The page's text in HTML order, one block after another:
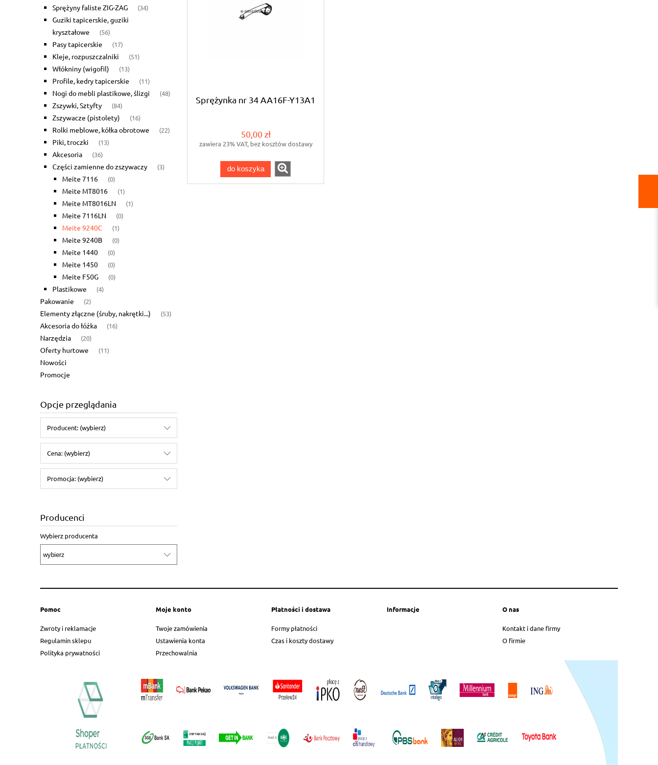
Sprężyny faliste ZIG-ZAG (34)
Guziki tapicerskie, guziki
kryształowe
(56)
Pasy tapicerskie (17)
Kleje, rozpuszczalniki (51)
Włókniny (wigofil) (13)
Profile, kedry tapicerskie (11)
Nogi do mebli plastikowe, ślizgi (48)
Zszywki, Sztyfty (84)
Zszywacze (pistolety) (16)
Rolki meblowe, kółka obrotowe (22)
Piki, troczki (13)
Akcesoria (36)
Części zamienne do zszywaczy (3)
Meite 7116 (0)
Meite MT8016 (1)
Meite MT8016LN (1)
Meite 7116LN (0)
Meite 9240C (1)
Meite 9240B (0)
Meite 1440 (0)
Meite 1450 (0)
Meite F50G (0)
Plastikowe (4)
Pakowanie (2)
Elementy złączne (śruby, nakrętki...) (53)
Akcesoria do łóżka (16)
Narzędzia (20)
Oferty hurtowe (11)
Nowości
Promocje
Opcje przeglądania
Producent: (wybierz)
Cena: (wybierz)
Promocja: (wybierz)
Producenci
Wybierz producenta
Sprężynka nr 34 AA16F-Y13A1
50,00 zł
zawiera 23% VAT, bez kosztów dostawy
do koszyka
Pomoc
Zwroty i reklamacje
Regulamin sklepu
Polityka prywatności
Moje konto
Twoje zamówienia
Ustawienia konta
Przechowalnia
Płatności i dostawa
Formy płatności
Czas i koszty dostawy
Informacje O nas
Kontakt i dane firmy
O firmie